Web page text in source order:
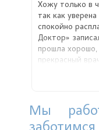
Хожу только в
так как
спокойно
Доктор»
прошла хорошо,
прекрасный
Мы